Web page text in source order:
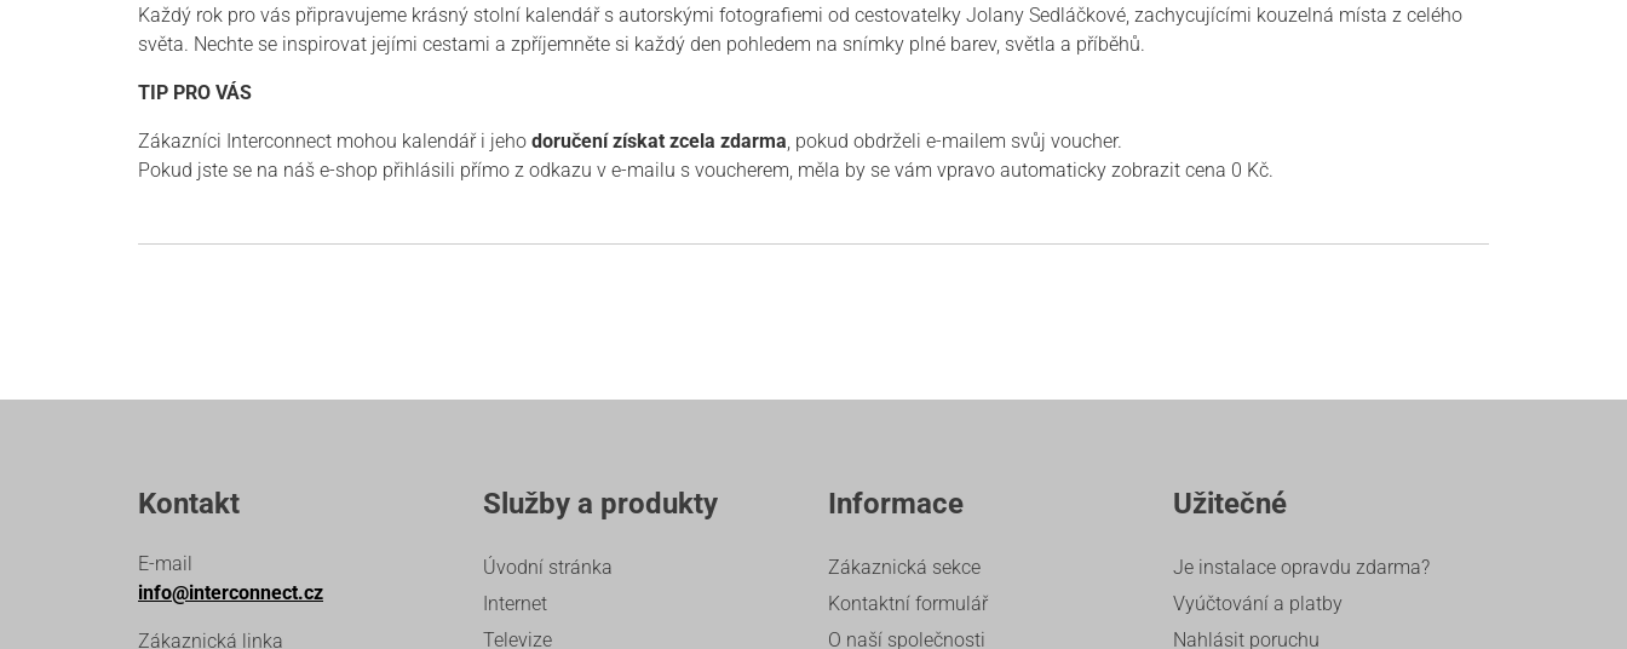
Každý rok pro vás připravujeme krásný stolní kalendář s autorskými fotografiemi od cestovatelky Jolany Sedláčkové, zachycujícími kouzelná místa z celého
světa. Nechte se inspirovat jejími cestami a zpříjemněte si každý den pohledem na snímky plné barev, světla a příběhů.
TIP PRO VÁS
Zákazníci Interconnect mohou kalendář i jeho doručení získat zcela zdarma, pokud obdrželi e-mailem svůj voucher.
Pokud jste se na náš e-shop přihlásili přímo z odkazu v e-mailu s voucherem, měla by se vám vpravo automaticky zobrazit cena 0 Kč.
Kontakt
E-mail
info@interconnect.cz
Zákaznická linka
Služby a produkty
Úvodní stránka
Internet
Televize
Informace
Zákaznická sekce
Kontaktní formulář
O naší společnosti
Užitečné
Je instalace opravdu zdarma?
Vyúčtování a platby
Nahlásit poruchu